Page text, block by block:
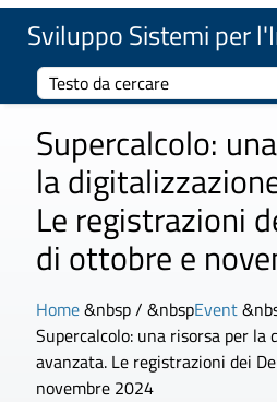
Sviluppo Sistemi per
Supercalcolo:
la
Le registrazioni
di ottobre e
Home&nbsp / &nbspEvent
Supercalcolo: una risorsa per la
avanzata. Le registrazioni dei
novembre 2024